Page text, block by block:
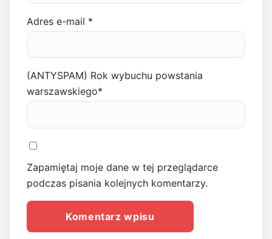
Adres e-mail *
(ANTYSPAM) Rok wybuchu powstania
warszawskiego*
Zapamiętaj moje dane w tej przeglądarce
podczas pisania kolejnych komentarzy.